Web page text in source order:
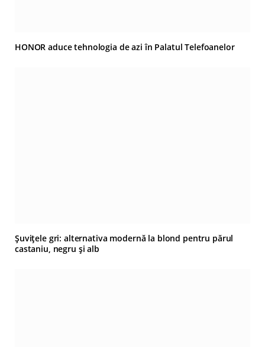
HONOR aduce tehnologia de azi în Palatul Telefoanelor
Șuvițele gri: alternativa modernă la blond pentru părul
castaniu, negru și alb